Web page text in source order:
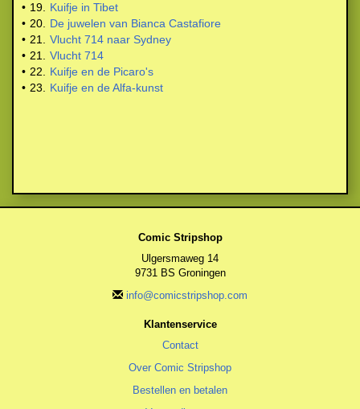
• 19.
Kuifje in Tibet
• 20.
De juwelen van Bianca Castafiore
• 21.
Vlucht 714 naar Sydney
• 21.
Vlucht 714
• 22.
Kuifje en de Picaro's
• 23. Kuifje en de Alfa-kunst
Comic Stripshop
Ulgersmaweg 14
9731 BS Groningen
info@comicstripshop.com
Klantenservice
Contact
Over Comic Stripshop
Bestellen en betalen